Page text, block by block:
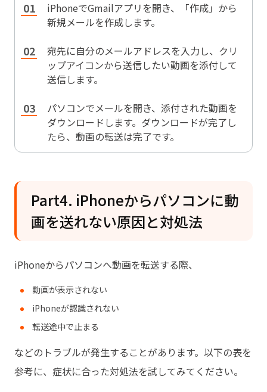
iPhoneでGmailアプリを開き、「作成」から
新規メールを作成します。
宛先に自分のメールアドレスを入力し、クリ
ップアイコンから送信したい動画を添付して
送信します。
パソコンでメールを開き、添付された動画を
ダウンロードします。ダウンロードが完了し
たら、動画の転送は完了です。
Part4. iPhoneからパソコンに動
画を送れない原因と対処法
iPhoneからパソコンへ動画を転送する際、
動画が表示されない
iPhoneが認識されない
転送途中で止まる
などのトラブルが発生することがあります。以下の表を
参考に、症状に合った対処法を試してみてください。